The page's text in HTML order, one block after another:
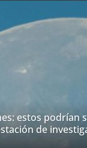
estos podrían
de